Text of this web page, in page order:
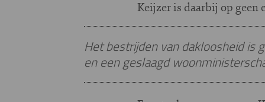
Keijzer is daarbij op geen
Het bestrijden van dakloosheid is
en een geslaagd